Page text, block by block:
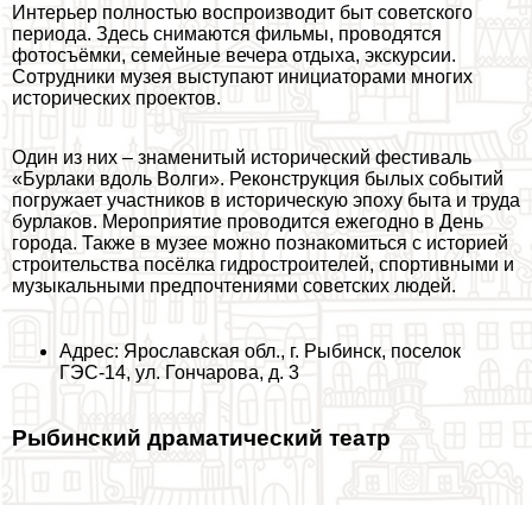
Интерьер полностью воспроизводит быт советского
периода. Здесь снимаются фильмы, проводятся
фотосъёмки, семейные вечера отдыха, экскурсии.
Сотрудники музея выступают инициаторами многих
исторических проектов.
Один из них – знаменитый исторический фестиваль
«Бурлаки вдоль Волги». Реконструкция былых событий
погружает участников в историческую эпоху быта и труда
бурлаков. Мероприятие проводится ежегодно в День
города. Также в музее можно познакомиться с историей
строительства посёлка гидростроителей, спортивными и
музыкальными предпочтениями советских людей.
Адрес: Ярославская обл., г. Рыбинск, поселок
ГЭС-14, ул. Гончарова, д. 3
Рыбинский драматический театр